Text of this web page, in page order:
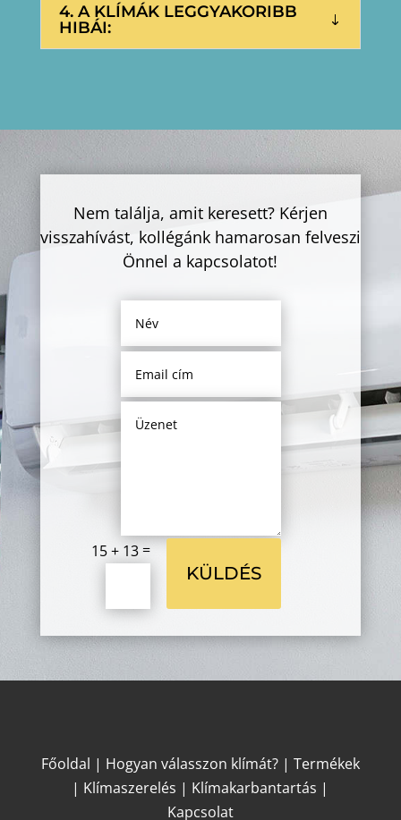
4. A KLÍMÁK LEGGYAKORIBB
HIBÁI:
Nem találja, amit keresett? Kérjen
visszahívást, kollégánk hamarosan felveszi
Önnel a kapcsolatot!
15 + 13=
KÜLDÉS
Főoldal | Hogyan válasszon klímát?| Termékek
| Klímaszerelés | Klímakarbantartás |
Kapcsolat